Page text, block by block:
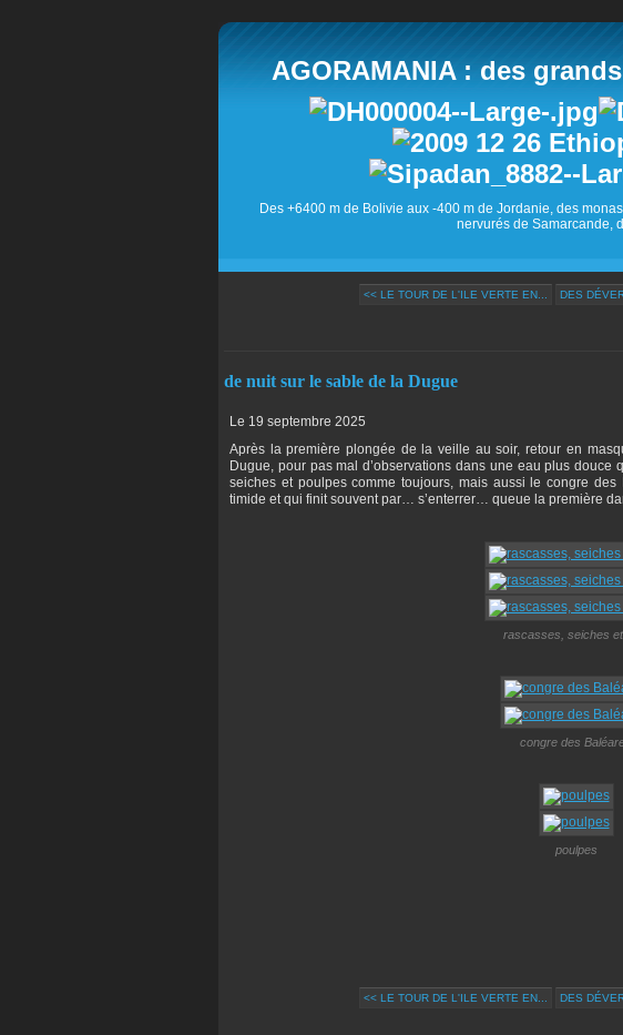
AGORAMANIA : des
Des +6400 m de Bolivie aux -400 m de Jordanie, des
nervurés de Samarcande,
<< LE TOUR DE L'ILE VERTE EN... DES
de nuit sur le sable de la Dugue
Le 19 septembre 2025
Après la première plongée de la veille au soir, retour en
Dugue, pour pas mal d’observations dans une eau plus
seiches et poulpes comme toujours, mais aussi le congre
timide et qui finit souvent par… s’enterrer… queue la première
rascasses, seiches
congre des
poulpes
<< LE TOUR DE L'ILE VERTE EN... DES